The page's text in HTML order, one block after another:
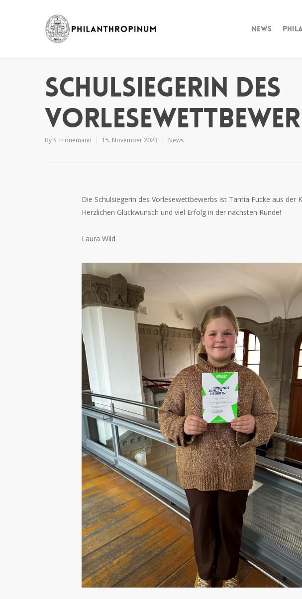
News
Schulsiegerin des
By S. Fronemann 15. November 2023 News
Die Schulsiegerin des Vorlesewettbewerbs ist Tamia Fucke aus der
Herzlichen Glückwunsch und viel Erfolg in der nächsten Runde!
Laura Wild